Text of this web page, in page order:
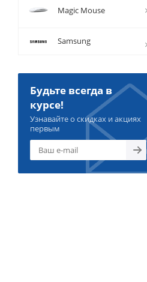
Magic Mouse
Samsung
Будьте всегда в
курсе!
Узнавайте о скидках и акциях
первым